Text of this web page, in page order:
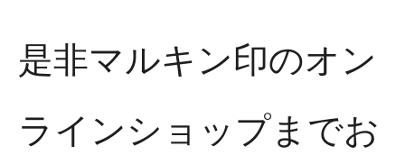
是非マルキン印のオン
ラインショップまでお